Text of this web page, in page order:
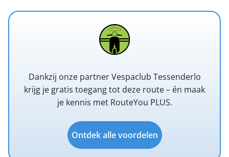
Dankzij onze partner Vespaclub Tessenderlo
krijg je gratis toegang tot deze route – én maak
je kennis met RouteYou PLUS.
Ontdek alle voordelen